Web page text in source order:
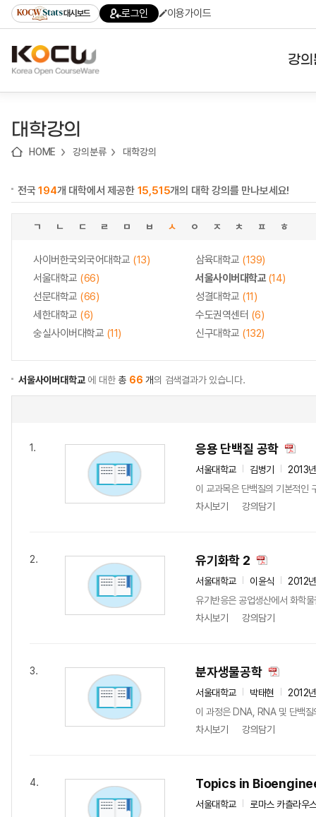
기
기
기
content)
가
대시보드 로그인 이용가이드
강
대학강의
HOME 강의분류 대학강의
전국194개 대학에서 제공한 15,515개의 대학 강의를 만나보세요!
ㄱ ㄴ ㄷ ㄹ ㅁ ㅂ ㅅ ㅇ ㅈ ㅊ ㅍ ㅎ
사이버한국외국어대학교 (13) 삼육대학교 (139)
서울대학교 (66) 서울사이버대학교(14)
선문대학교 (66) 성결대학교 (11)
세한대학교 (6) 수도권역센터 (6)
숭실사이버대학교 (11) 신구대학교 (132)
서울사이버대학교에 대한총 66 개의 검색결과가 있습니다.
1. 응용 단백질 공학
서울대학교 김병기
2013
이 교과목은 단백질의 기본적인
차시보기
강의담기
2. 유기화학 2
서울대학교 이윤식
2012
유기반응은 공업생산에서 화학
차시보기
강의담기
3. 분자생물공학
서울대학교 박태현
2012
이 과정은 DNA, RNA 및 단백질
차시보기
강의담기
4. Topics in
서울대학교
로마스 카츨라우